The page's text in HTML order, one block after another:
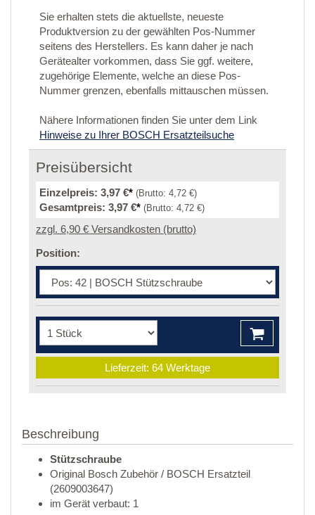
Sie erhalten stets die aktuellste, neueste
Produktversion zu der gewählten Pos-Nummer
seitens des Herstellers. Es kann daher je nach
Gerätealter vorkommen, dass Sie ggf. weitere,
zugehörige Elemente, welche an diese Pos-
Nummer grenzen, ebenfalls mittauschen müssen.
Nähere Informationen finden Sie unter dem Link
Hinweise zu Ihrer BOSCH Ersatzteilsuche
Preisübersicht
Einzelpreis: 3,97 €* (Brutto: 4,72 €)
Gesamtpreis: 3,97 €* (Brutto: 4,72 €)
zzgl. 6,90 € Versandkosten (brutto)
Position:
Lieferzeit: 64 Werktage
Beschreibung
Stützschraube
Original Bosch Zubehör / BOSCH Ersatzteil
(2609003647)
im Gerät verbaut: 1